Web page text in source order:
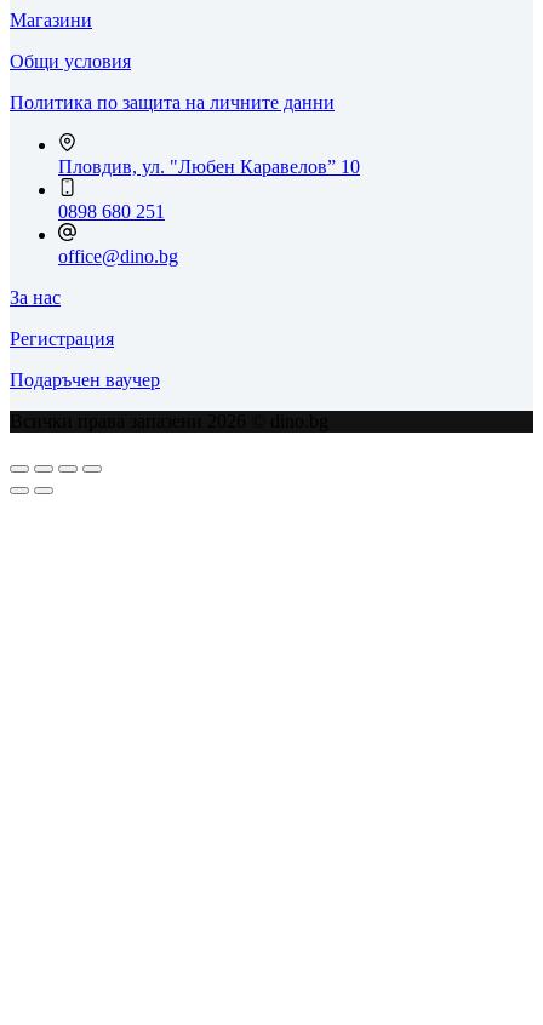
Магазини
Общи условия
Политика по защита на личните данни
Пловдив, ул. "Любен Каравелов” 10
0898 680 251
office@dino.bg
За нас
Регистрация
Подаръчен ваучер